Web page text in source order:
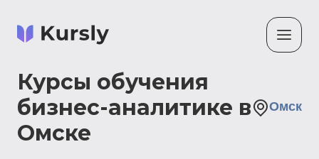
Курсы обучения
бизнес-аналитике в
Омске
Омск